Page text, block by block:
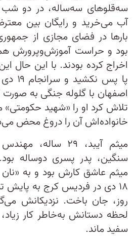
سه‌قلوهای سه‌ساله، در دو
آب می‌خرید و رایگان بین
بارها در فضای مجازی از
بود و حراست آموزش‌وپرورش هم
اخراج کرده بودند. با این حال
پا
اصفهان با گلوله جنگی به
تلاش کرد او را «شهید حکومتی»
خانواده‌اش آن را دروغ محض
میثم آیبد، ۲۹
سنگین، پدر پسری دوساله
میثم عاشق کارش بود و به «نان
۱۸ دی در فردیس کرج به
روز، جان باخت. نزدیکانش
لحظه دستانش به‌خاطر کار
سفید ماند.